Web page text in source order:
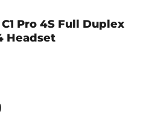
Pro 4S Full Duplex
Headset